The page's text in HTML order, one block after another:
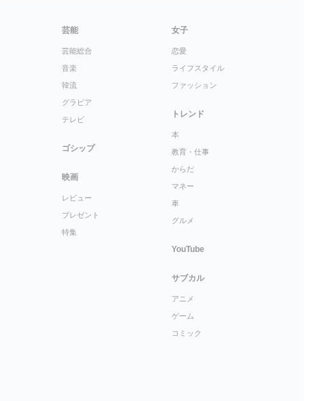
芸能
芸能総合
音楽
韓流
グラビア
テレビ
ゴシップ
映画
レビュー
プレゼント
特集
女子
恋愛
ライフスタイル
ファッション
トレンド
本
教育・仕事
からだ
マネー
車
グルメ
YouTube
サブカル
アニメ
ゲーム
コミック